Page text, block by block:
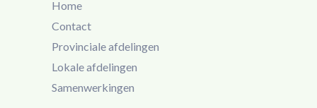
Home
Contact
Provinciale afdelingen
Lokale afdelingen
Samenwerkingen